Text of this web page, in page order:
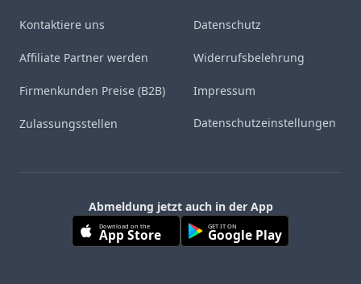
Kontaktiere uns
Affiliate Partner werden
Firmenkunden Preise (B2B)
Zulassungsstellen
Datenschutz
Widerrufsbelehrung
Impressum
Datenschutzeinstellungen
Abmeldung jetzt auch in der App
Download on the
App Store GET IT ON
Google Play